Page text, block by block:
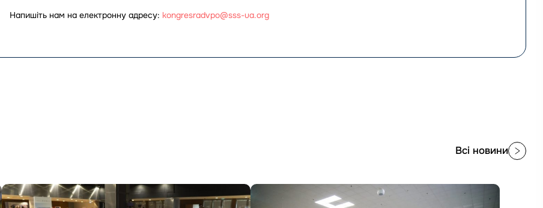
Напишіть нам на електронну адресу: kongresradvpo@sss-ua.org
Всі новини
Перейти
до
Перейти
до